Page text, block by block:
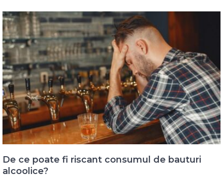
De ce poate fi riscant consumul de bauturi
alcoolice?